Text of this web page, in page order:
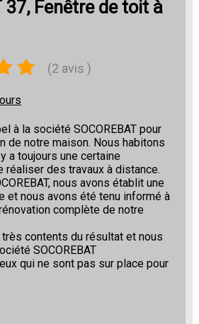
37, Fenêtre de toit à
(2 avis )
à la société SOCOREBAT pour
de notre maison. Nous habitons
a toujours une certaine
réaliser des travaux à distance.
nous avons établit une
et nous avons été tenu informé à
complète de notre
contents du résultat et nous
SOCOREBAT
qui ne sont pas sur place pour